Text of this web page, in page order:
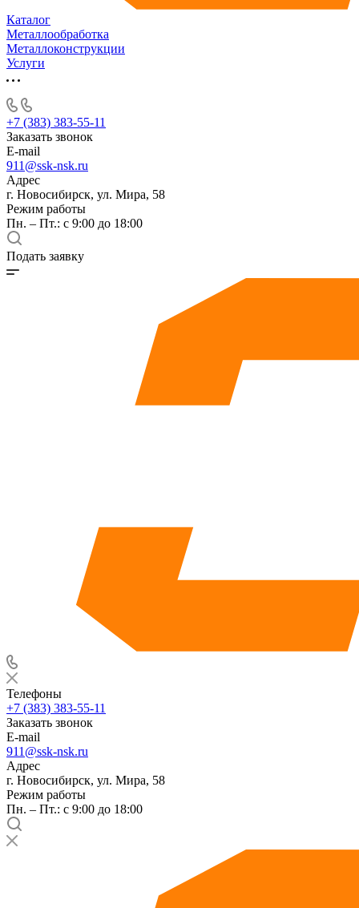
Каталог
Металлообработка
Металлоконструкции
Услуги
+7 (383) 383-55-11
Заказать звонок
E-mail
911@ssk-nsk.ru
Адрес
г. Новосибирск, ул. Мира, 58
Режим работы
Пн. – Пт.: с 9:00 до 18:00
Подать заявку
Телефоны
+7 (383) 383-55-11
Заказать звонок
E-mail
911@ssk-nsk.ru
Адрес
г. Новосибирск, ул. Мира, 58
Режим работы
Пн. – Пт.: с 9:00 до 18:00